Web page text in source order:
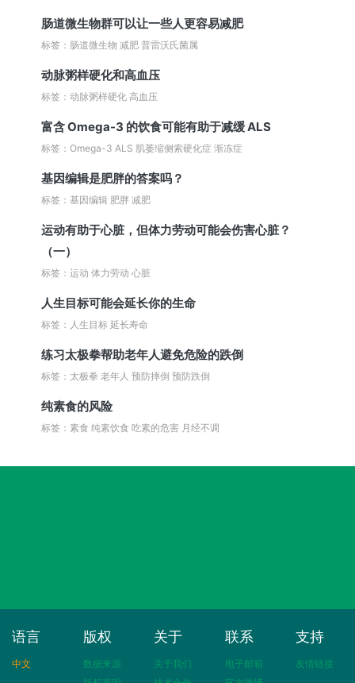
肠道微生物群可以让一些人更容易减肥
标签：肠道微生物 减肥 普雷沃氏菌属
动脉粥样硬化和高血压
标签：动脉粥样硬化 高血压
富含 Omega-3 的饮食可能有助于减缓 ALS
标签：Omega-3 ALS 肌萎缩侧索硬化症 渐冻症
基因编辑是肥胖的答案吗？
标签：基因编辑 肥胖 减肥
运动有助于心脏，但体力劳动可能会伤害心脏？
（一）
标签：运动 体力劳动 心脏
人生目标可能会延长你的生命
标签：人生目标 延长寿命
练习太极拳帮助老年人避免危险的跌倒
标签：太极拳 老年人 预防摔倒 预防跌倒
纯素食的风险
标签：素食 纯素饮食 吃素的危害 月经不调
语言
中文
版权
数据来源
关于
关于我们
联系
电子邮箱
支持
友情链接